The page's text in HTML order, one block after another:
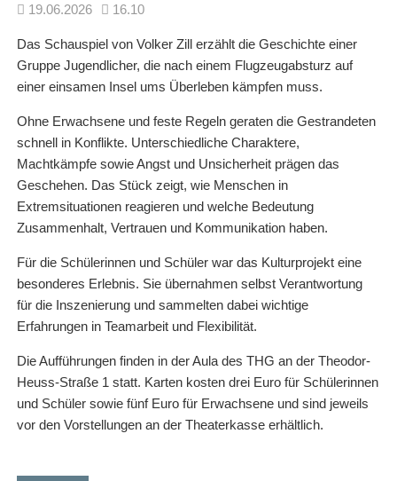
19.06.2026 16.10
Das Schauspiel von Volker Zill erzählt die Geschichte einer
Gruppe Jugendlicher, die nach einem Flugzeugabsturz auf
einer einsamen Insel ums Überleben kämpfen muss.
Ohne Erwachsene und feste Regeln geraten die Gestrandeten
schnell in Konflikte. Unterschiedliche Charaktere,
Machtkämpfe sowie Angst und Unsicherheit prägen das
Geschehen. Das Stück zeigt, wie Menschen in
Extremsituationen reagieren und welche Bedeutung
Zusammenhalt, Vertrauen und Kommunikation haben.
Für die Schülerinnen und Schüler war das Kulturprojekt eine
besonderes Erlebnis. Sie übernahmen selbst Verantwortung
für die Inszenierung und sammelten dabei wichtige
Erfahrungen in Teamarbeit und Flexibilität.
Die Aufführungen finden in der Aula des THG an der Theodor-
Heuss-Straße 1 statt. Karten kosten drei Euro für Schülerinnen
und Schüler sowie fünf Euro für Erwachsene und sind jeweils
vor den Vorstellungen an der Theaterkasse erhältlich.